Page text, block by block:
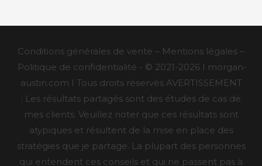
Conditions générales de vente – Mentions légales –
Politique de confidentialité - © 2021-2026 I morgan-
austin.com I Tous droits réservés AVERTISSEMENT
: Les résultats partagés sont des études de cas de
mes clients. Veuillez noter que ces résultats sont
atypiques et résultent de la mise en place des
stratégies que je partage. La plupart des personnes
qui entendent ces conseils et qui ne passent pas à